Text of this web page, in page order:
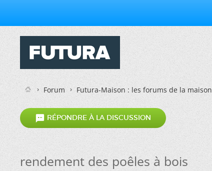
Forum Futura-Maison : les forums de la maison
 RÉPONDRE À LA DISCUSSION
rendement des poêles à bois